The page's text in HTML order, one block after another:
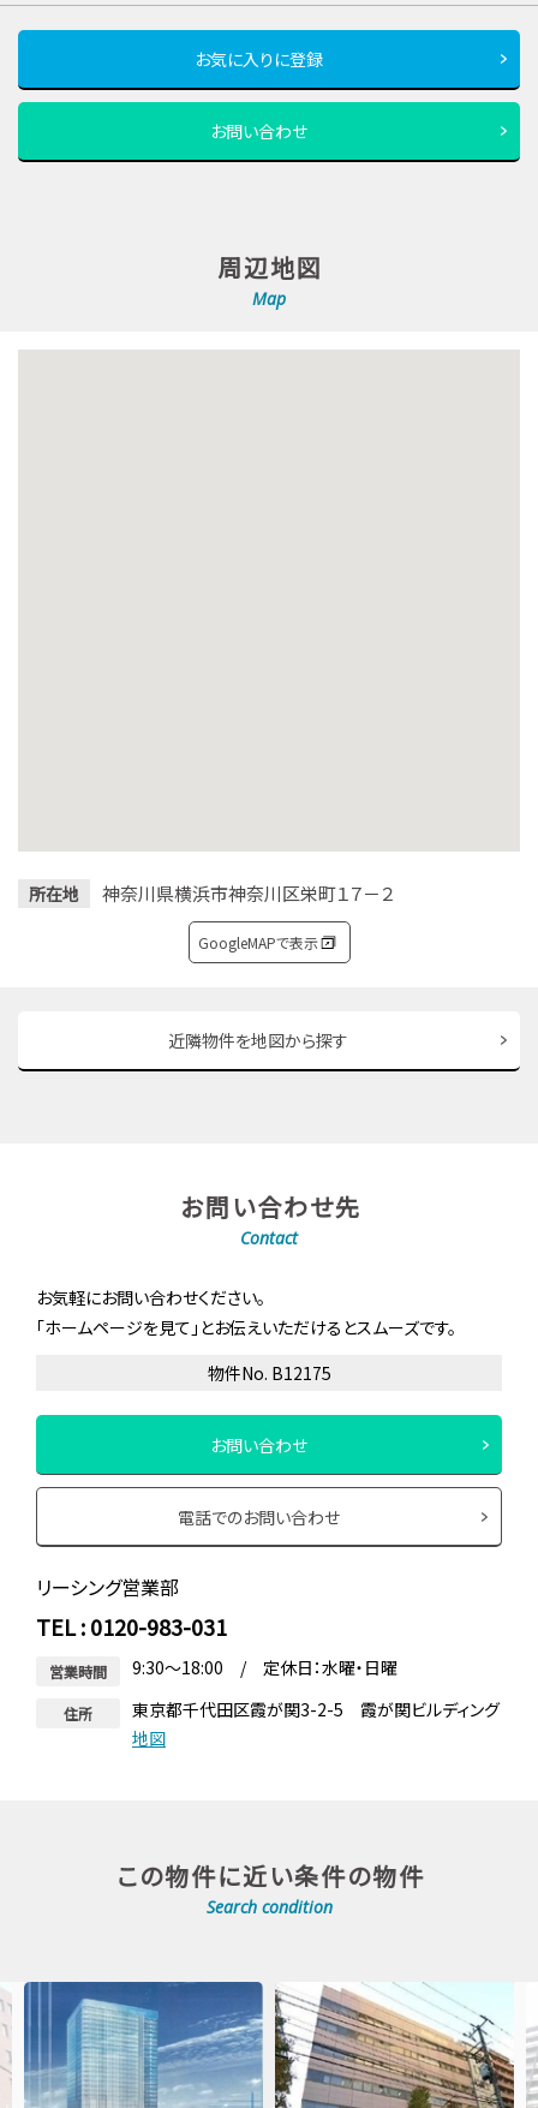
お気に入りに登録
お問い合わせ
周辺地図
Map
所在地 神奈川県横浜市神奈川区栄町１７－２
GoogleMAPで表示
近隣物件を地図から探す
お問い合わせ先
Contact
お気軽にお問い合わせください。
「ホームページを見て」とお伝えいただけるとスムーズです。
物件No. B12175
お問い合わせ
電話でのお問い合わせ
リーシング営業部
TEL : 0120-983-031
営業時間 9:30～18:00 / 定休日：水曜・日曜
住所
東京都千代田区霞が関3-2-5 霞が関ビルディング
地図
この物件に近い条件の物件
Search condition